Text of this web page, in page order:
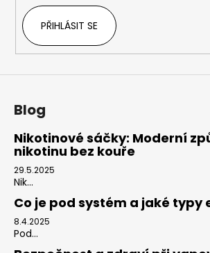
PŘIHLÁSIT SE
Blog
Nikotinové sáčky: Moderní
nikotinu bez kouře
29.5.2025
Nik...
Co je pod systém a jaké typy
8.4.2025
Pod...